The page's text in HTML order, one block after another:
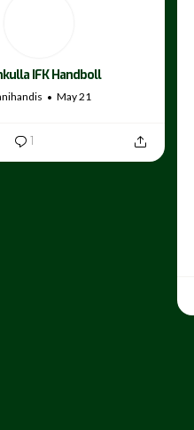
IFK Handboll
May 21
1